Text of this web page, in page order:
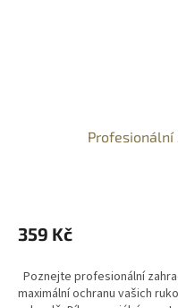
Profesionální
359 Kč
Poznejte profesionální
maximální ochranu vašich